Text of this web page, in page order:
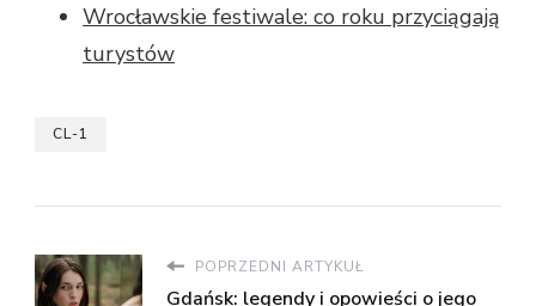
Wrocławskie festiwale: co roku przyciągają
turystów
CL-1
POPRZEDNI ARTYKUŁ
Gdańsk: legendy i opowieści o jego